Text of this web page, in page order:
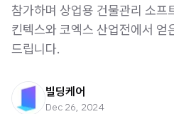
참가하며 상업용 건물관리 소프
킨텍스와 코엑스 산업전에서 얻
드립니다.
빌딩케어
Dec 26, 2024